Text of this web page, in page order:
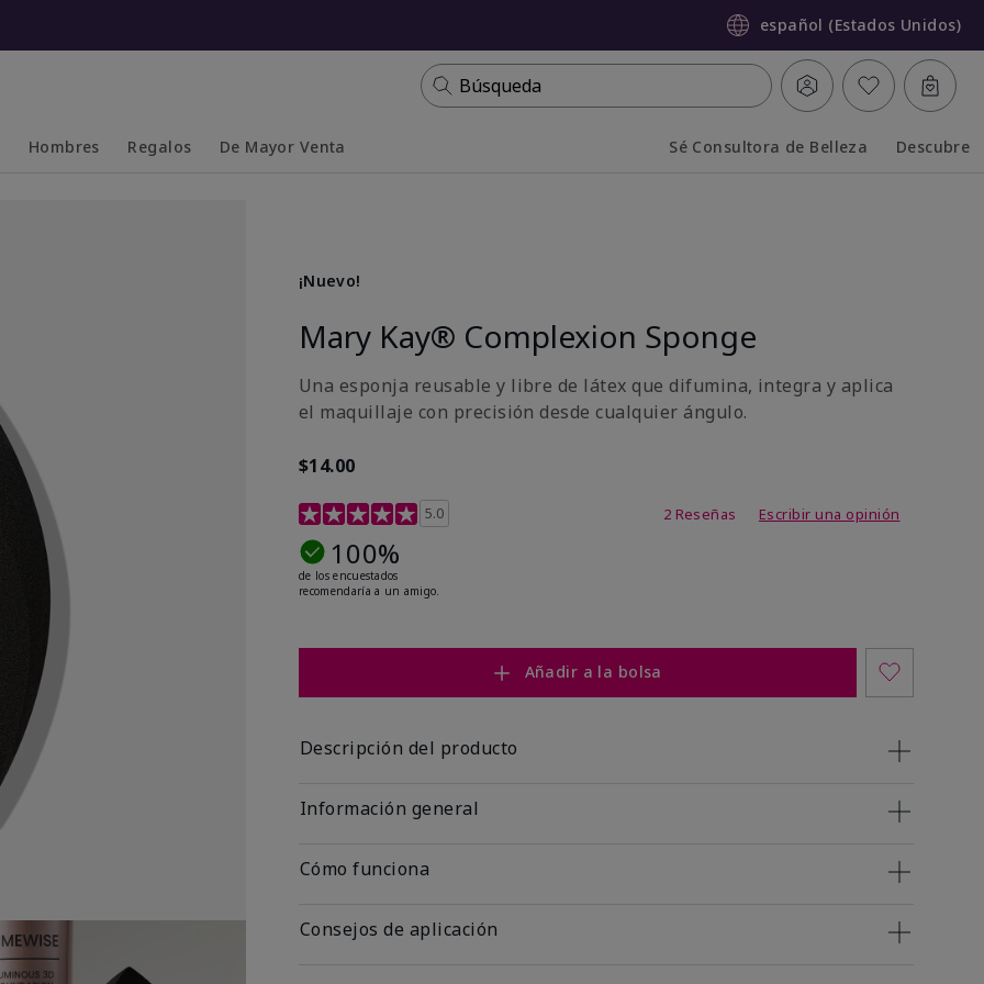
español (Estados Unidos)
Búsqueda
Hombres Regalos De Mayor Venta Sé Consultora de Belleza Descubre
¡Nuevo!
Mary Kay® Complexion Sponge
Una esponja reusable y libre de látex que difumina, integra y aplica
el maquillaje con precisión desde cualquier ángulo.
$14.00
Calificación de clientes de 5 de 5
5.0 2 Reseñas Escribir una opinión
100%
de los encuestados
recomendaría a un amigo.
Añadir a la bolsa
Descripción del producto
Información general
Cómo funciona
Consejos de aplicación